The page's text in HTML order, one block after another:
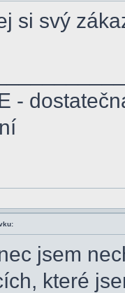
si svý
-
jsem
které